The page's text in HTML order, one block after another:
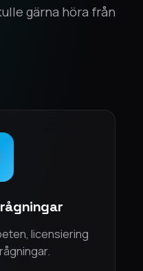
gärna höra från
licensiering